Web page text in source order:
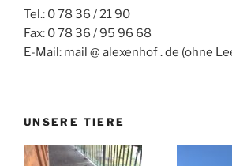
Tel.: 0 78 36 / 21 90
Fax: 0 78 36 / 95 96 68
E-Mail: mail @ alexenhof . de (ohne
UNSERE TIERE